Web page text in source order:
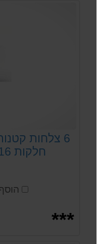
6 צלחות
חלקות 16 סמ - JAGUAR
הוסף
***